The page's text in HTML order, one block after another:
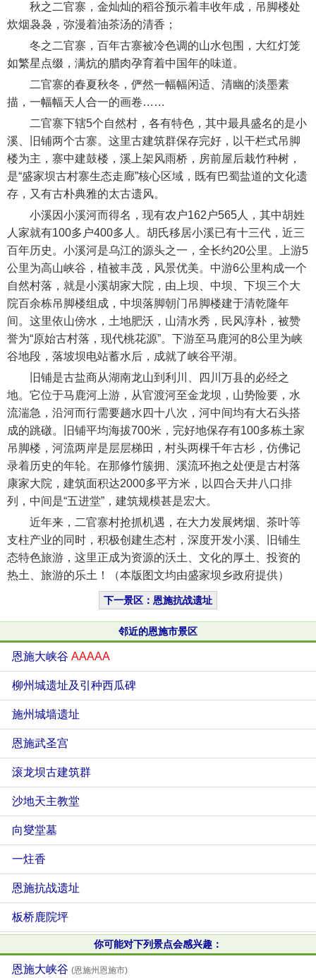
秋之二官寨，金灿灿的稻谷预示着丰收年成，吊脚楼处
炊烟袅袅，弥漫着油茶汤的清香；
冬之二官寨，百年古寨被冷色调的山水包围，大红灯笼
如繁星点缀，满炕的腊肉孕育着中国年的味道。
二官寨的春夏秋冬，俨然一幅幅闲适、清幽的淡墨素
描，一幅幅天人合一的画卷……
二官寨下辖5个自然村，各有特色，其中最具盛名的是小
溪、旧铺两个古寨。这里古建筑群保存完好，以干栏式吊脚
楼为主，寨中建鼓楼，溪上架风雨桥，房前屋后栽竹种树，
是“盛家坝古村寨生态走廊”核心区域，既有巴蜀盐道的文化遗
存，又有古朴典雅的太古遗风。
小溪因小溪河而得名，现有农户162户565人，其中胡姓
人家就有100多户400多人。胡氏移居小溪已有十三代，近三
百年历史。小溪河是乌江的源头之一，全长约20公里。上游5
公里为高山峡谷，植被丰茂，风景优美。中游6公里构成一个
自然村落，就是小溪胡家大院，由上坝、中坝、下坝三个大
院百余栋吊脚楼组成，中坝落脚朝门吊脚楼建于清乾隆年
间。这里依山傍水，土地肥沃，山清水秀，民风淳朴，被赞
誉为“原始古村落，现代桃花源”。下游至马鹿河的8公里为峡
谷地段，落坡坝电站蓄水后，成就了峡谷平湖。
旧铺是古盐商从湖南龙山到利川、四川万县的必经之
地。它位于马鹿河上游，从官渡河至金龙坝，山势险要，水
流湍急，沿河而行需要趟水四十八次，河中间均有大石头搭
成的跳礅。旧铺平均海拔700米，完好地保存有100多栋土家
吊脚楼，河流两岸是层层梯田，村头两棵千年古杉，仿佛记
录着历史的年轮。在那修竹簇拥、溪流环抱之处便是古村落
康家大院，建筑面积达2000多平方米，以四合天井八口排
列，中间是“五进堂”，建筑规模甚是宏大。
近年来，二官寨村抢抓机遇，在大力发展烤烟、茶叶等
支柱产业的同时，积极创建生态村，深度开发小溪、旧铺生
态特色旅游，这里正成为资源的沃土、文化的厚土、投资的
热土、旅游的乐土！（本版图文均由盛家坝乡政府提供）
下一景区：恩施抗战遗址
邻近的恩施市景区
恩施大峡谷 AAAAA
柳州城遗址及引种西瓜碑
施州城墙遗址
恩施武圣宫
滚龙坝古建筑群
沙地天主教堂
向燮堂墓
一炷香
恩施抗战遗址
板桥鹿院坪
你可能对下列景点会感兴趣：
恩施大峡谷 (恩施州恩施市)